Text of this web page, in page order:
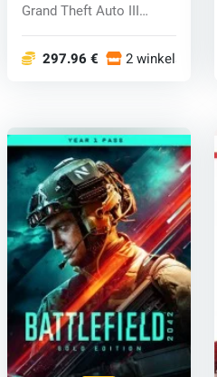
Grand Theft Auto III
297.96 € 2 winkels